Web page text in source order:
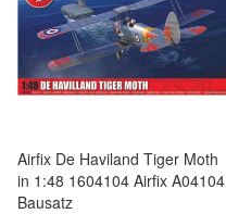
Airfix De Haviland Tiger Moth
in 1:48 1604104 Airfix A04104
Bausatz